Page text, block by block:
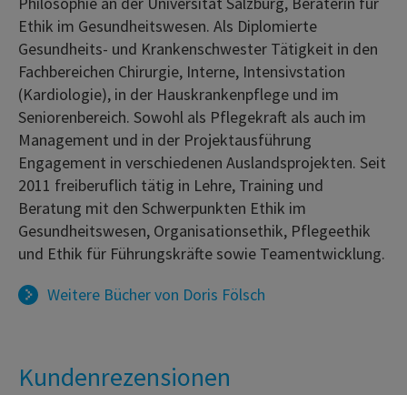
Ethik im Gesundheitswesen. Als Diplomierte
Gesundheits- und Krankenschwester Tätigkeit in den
Fachbereichen Chirurgie, Interne, Intensivstation
(Kardiologie), in der Hauskrankenpflege und im
Seniorenbereich. Sowohl als Pflegekraft als auch im
Management und in der Projektausführung
Engagement in verschiedenen Auslandsprojekten. Seit
2011 freiberuflich tätig in Lehre, Training und
Beratung mit den Schwerpunkten Ethik im
Gesundheitswesen, Organisationsethik, Pflegeethik
und Ethik für Führungskräfte sowie Teamentwicklung.
Weitere Bücher von Doris Fölsch
Kundenrezensionen